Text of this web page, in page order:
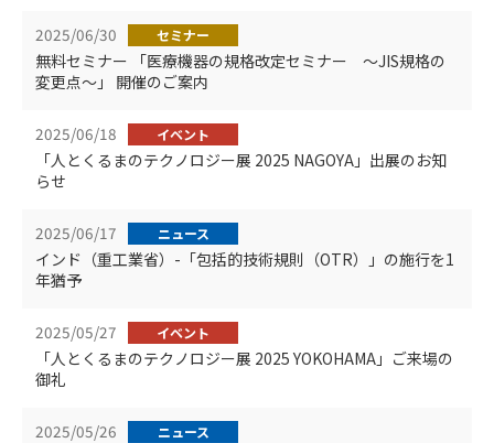
2025/06/30 セミナー
無料セミナー 「医療機器の規格改定セミナー ～JIS規格の
変更点～」 開催のご案内
2025/06/18 イベント
「人とくるまのテクノロジー展 2025 NAGOYA」出展のお知
らせ
2025/06/17 ニュース
インド（重工業省）-「包括的技術規則（OTR）」の施行を1
年猶予
2025/05/27 イベント
「人とくるまのテクノロジー展 2025 YOKOHAMA」ご来場の
御礼
2025/05/26 ニュース